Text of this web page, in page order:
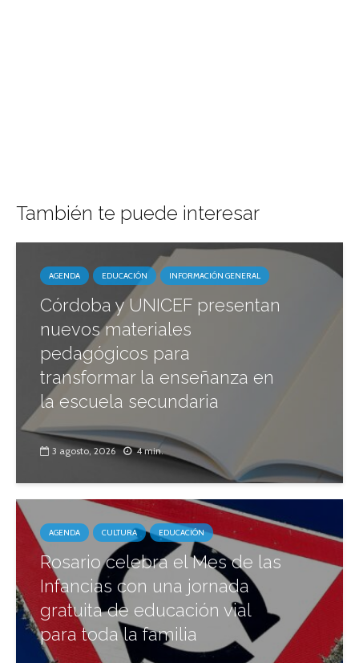
También te puede interesar
AGENDA EDUCACIÓN INFORMACIÓN GENERAL
Córdoba y UNICEF presentan
nuevos materiales
pedagógicos para
transformar la enseñanza en
la escuela secundaria
3 agosto, 2026 4 min.
AGENDA CULTURA EDUCACIÓN
Rosario celebra el Mes de las
Infancias con una jornada
gratuita de educación vial
para toda la familia